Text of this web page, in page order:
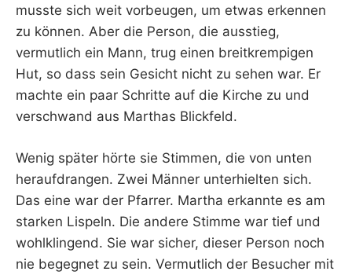
musste sich weit vorbeugen, um etwas erkennen
zu können. Aber die Person, die ausstieg,
vermutlich ein Mann, trug einen breitkrempigen
Hut, so dass sein Gesicht nicht zu sehen war. Er
machte ein paar Schritte auf die Kirche zu und
verschwand aus Marthas Blickfeld.
Wenig später hörte sie Stimmen, die von unten
heraufdrangen. Zwei Männer unterhielten sich.
Das eine war der Pfarrer. Martha erkannte es am
starken Lispeln. Die andere Stimme war tief und
wohlklingend. Sie war sicher, dieser Person noch
nie begegnet zu sein. Vermutlich der Besucher mit